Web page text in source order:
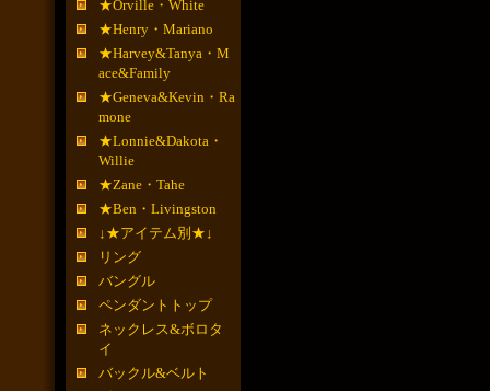
★Orville・White
★Henry・Mariano
★Harvey&Tanya・M
ace&Family
★Geneva&Kevin・Ra
mone
★Lonnie&Dakota・
Willie
★Zane・Tahe
★Ben・Livingston
↓★アイテム別★↓
リング
バングル
ペンダントトップ
ネックレス&ボロタ
イ
バックル&ベルト